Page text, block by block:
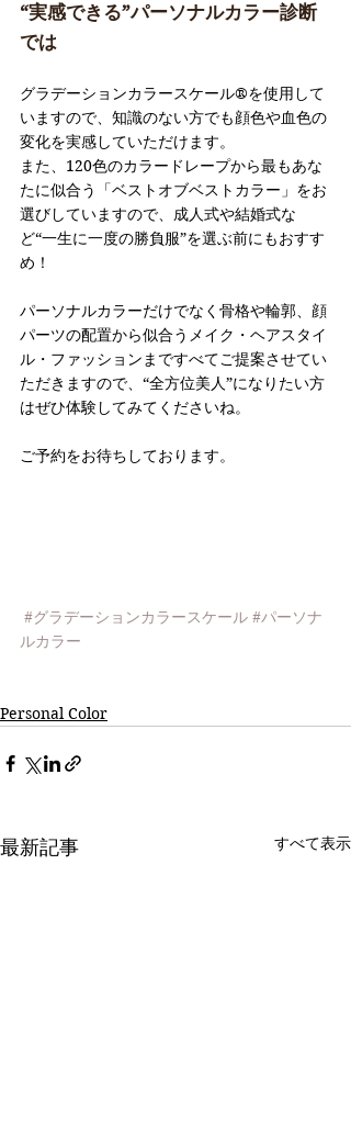
“実感できる”パーソナルカラー診断
では
グラデーションカラースケール®︎を使用して
いますので、知識のない方でも顔色や血色の
変化を実感していただけます。
また、120色のカラードレープから最もあな
たに似合う「ベストオブベストカラー」をお
選びしていますので、成人式や結婚式な
ど“一生に一度の勝負服”を選ぶ前にもおすす
め！
パーソナルカラーだけでなく骨格や輪郭、顔
パーツの配置から似合うメイク・ヘアスタイ
ル・ファッションまですべてご提案させてい
ただきますので、“全方位美人”になりたい方
はぜひ体験してみてくださいね。
ご予約をお待ちしております。
#グラデーションカラースケール #パーソナ
ルカラー
Personal Color
最新記事 すべて表示